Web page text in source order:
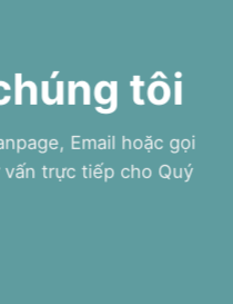
tôi
Email hoặc gọi
trực tiếp cho Quý